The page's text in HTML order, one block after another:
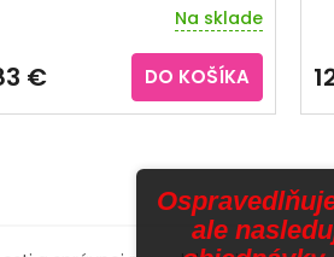
Na sklade
€ DO KOŠÍKA
ale